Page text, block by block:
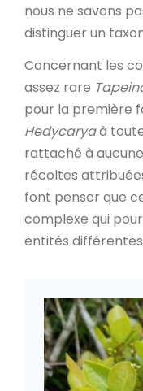
nous ne savons
distinguer un
Concernant les
assez rare
pour la première
Hedycaryaà
rattaché à
récoltes
font penser que
complexe qui
entités